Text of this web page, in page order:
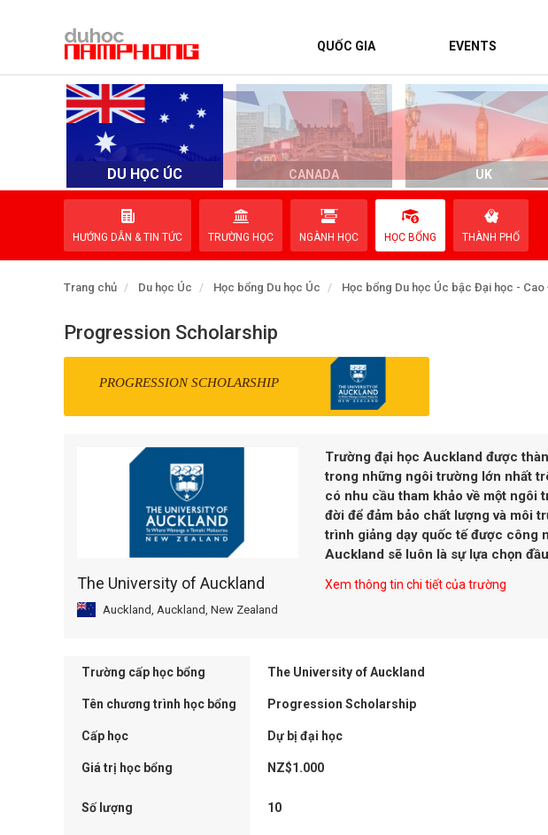
QUỐC GIA EVENTS
DU HỌC ÚC CANADA UK
HƯỚNG DẪN & TIN TỨC TRƯỜNG HỌC NGÀNH HỌC HỌC BỔNG THÀNH PHỐ
Trang chủ Du học Úc Học bổng Du học Úc Học bổng Du học Úc bậc Đại học - Cao
Progression Scholarship
PROGRESSION SCHOLARSHIP
The University of Auckland
Auckland, Auckland, New Zealand
Trường đại học Auckland được
trong những ngôi trường lớn nhất
có nhu cầu tham khảo về một ngôi
đời để đảm bảo chất lượng và môi
trình giảng dạy quốc tế được công
Auckland sẽ luôn là sự lựa chọn
Xem thông tin chi tiết của trường
Trường cấp học bổng The University of Auckland
Tên chương trình học bổng Progression Scholarship
Cấp học Dự bị đại học
Giá trị học bổng NZ$1.000
Số lượng 10
TRANG CHỦ
QUỐC GIA
EVENTS
LIÊN HỆ